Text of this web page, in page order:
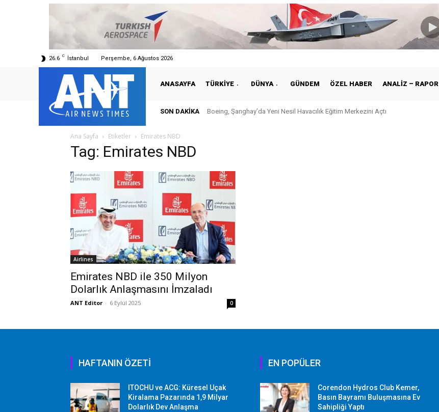
26.6 C İstanbul Perşembe, 6 Ağustos 2026
ANASAYFA TÜRKIYE DÜNYA GÜNDEM ÖZEL HABER ANALIZ – RAPOR
SON DAKIKA Boeing, Şanghay’da Yeni Nesil Havacılık Eğitim Merkezini Açtı
Ana Sayfa Etiketler Emirates NBD
Tag: Emirates NBD
Airlines
Emirates NBD ile 350 Milyon
Dolarlık Anlaşmasını İmzaladı
ANT Editor - 6 Eylül 2025 0
HAFTANIN ÖZETİ
ITOCHU ve ACG: Küresel Uçak
Kiralama Pazarında 1,9 Milyar
Dolarlık Dev Anlaşma
EN POPÜLER
Corendon Hydros Club Kemer,
Basın Bayramı Buluşmasına Ev
Sahipliği Yaptı